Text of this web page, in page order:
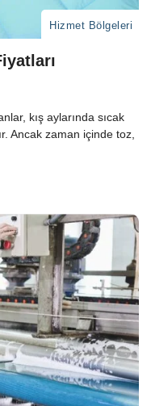
Hizmet Bölgeleri
kış aylarında sıcak
Ancak zaman içinde toz,